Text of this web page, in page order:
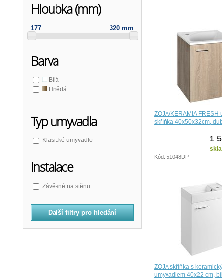
Hloubka (mm)
177 320 mm
Barva
Bílá
Hnědá
Typ umyvadla
Klasické umyvadlo
Instalace
Závěsné na stěnu
Další filtry pro hledání
ZOJA/KERAMIA FRESH
skříňka 40x50x32cm,
1
Kód: 51048DP
ZOJA skříňka s
umyvadlem 40x22 cm,